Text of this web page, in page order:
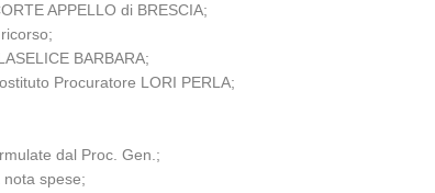
APPELLO di BRESCIA;
BARBARA;
Procuratore LORI PERLA;
dal Proc. Gen.;
spese;